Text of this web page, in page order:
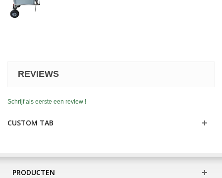
REVIEWS
Schrijf als eerste een review !
CUSTOM TAB
PRODUCTEN